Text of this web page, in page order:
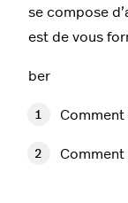
se compose
est de vous
ber